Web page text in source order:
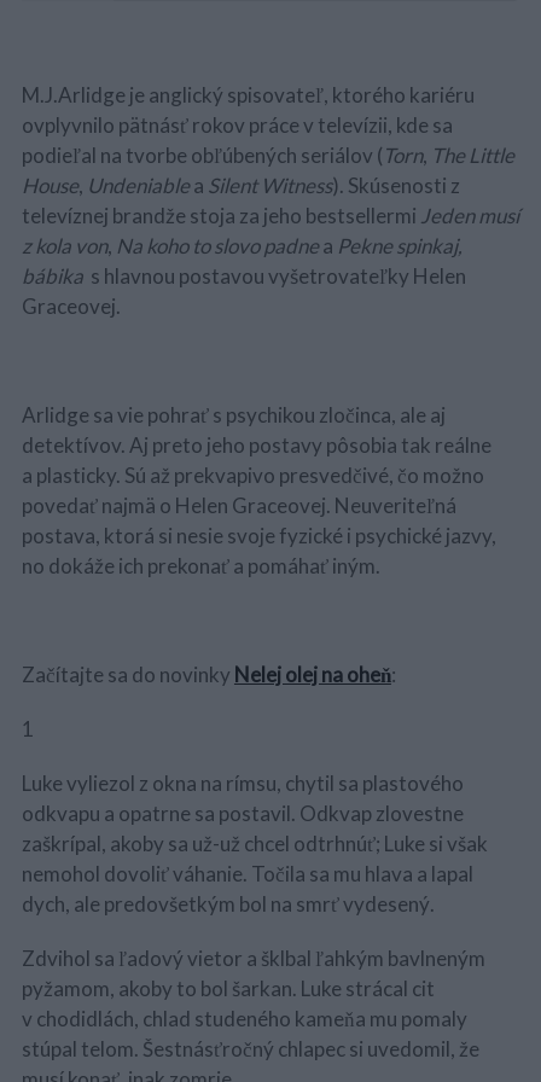
M.J.Arlidge je anglický spisovateľ, ktorého kariéru
ovplyvnilo pätnásť rokov práce v televízii, kde sa
podieľal na tvorbe obľúbených seriálov (Torn, The Little
House, Undeniablea Silent Witness). Skúsenosti z
televíznej brandže stoja za jeho bestsellermi Jeden musí
z kola von, Na koho to slovo padnea Pekne spinkaj,
bábikas hlavnou postavou vyšetrovateľky Helen
Graceovej.
Arlidge sa vie pohrať s psychikou zločinca, ale aj
detektívov. Aj preto jeho postavy pôsobia tak reálne
a plasticky. Sú až prekvapivo presvedčivé, čo možno
povedať najmä o Helen Graceovej. Neuveriteľná
postava, ktorá si nesie svoje fyzické i psychické jazvy,
no dokáže ich prekonať a pomáhať iným.
Začítajte sa do novinky Nelej olej na oheň:
1
Luke vyliezol z okna na rímsu, chytil sa plastového
odkvapu a opatrne sa postavil. Odkvap zlovestne
zaškrípal, akoby sa už-už chcel odtrhnúť; Luke si však
nemohol dovoliť váhanie. Točila sa mu hlava a lapal
dych, ale predovšetkým bol na smrť vydesený.
Zdvihol sa ľadový vietor a šklbal ľahkým bavlneným
pyžamom, akoby to bol šarkan. Luke strácal cit
v chodidlách, chlad studeného kameňa mu pomaly
stúpal telom. Šestnásťročný chlapec si uvedomil, že